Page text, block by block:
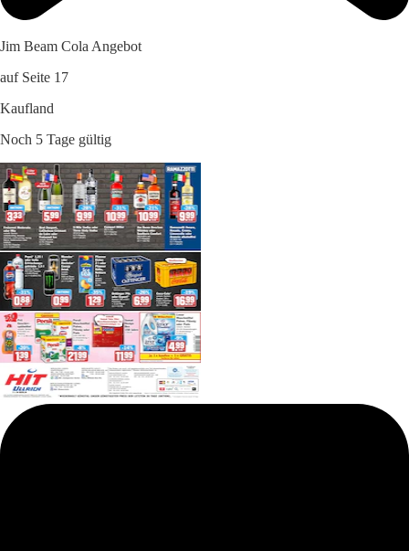
Jim Beam Cola Angebot
auf Seite 17
Kaufland
Noch 5 Tage gültig